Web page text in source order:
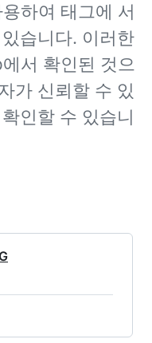
하여 태그에 서
습니다. 이러한
서 확인된 것으
가 신뢰할 수 있
인할 수 있습니